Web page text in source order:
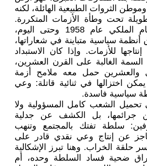
الثروات الطبيعية الهائلة، لكنه
تحت وطأة الأزمات المتكررة.
فمنذ سقوط النظام الملكي عام 1958 وحتى اليوم،
سياسية متباينة في شعاراتها،
للأزمات. وإذا كان الاستبداد
الغالبة على القرن العشرين،
والعشرين حمل معه ملامح أزمة
اختزالها في ثنائية قاتلة: وعي
سياسية فاسدة.
تحميل الشعب كامل المسؤولية ولا
جرائمها، بل الكشف عن جدلية
سلطة تفتك بالمجتمع وتنهب
عن إنتاج وعي نقدي قادر على
حلقة الخراب. وهنا تبرز الإشكالية
ضحية فساد السلطة وحده، أم